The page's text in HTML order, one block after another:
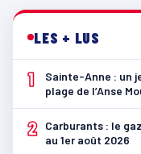
LES + LUS
1
Sainte-Anne : un
plage de l’Anse
2
Carburants : le
au 1er août 2026